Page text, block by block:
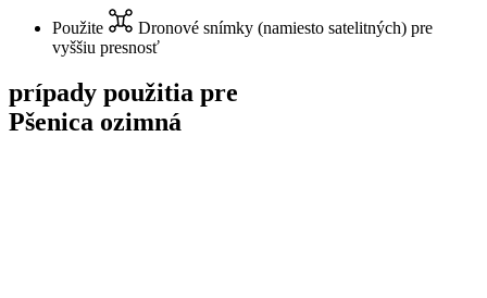
Použite Dronové snímky (namiesto satelitných) pre
vyššiu presnosť
prípady použitia pre
Pšenica ozimná